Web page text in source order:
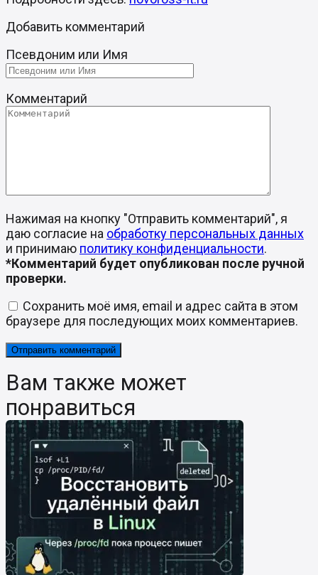
Добавить комментарий
Псевдоним или Имя
Комментарий
Нажимая на кнопку "Отправить комментарий", я
даю согласие на обработку персональных данных
и принимаю политику конфиденциальности.
*Комментарий будет опубликован после ручной
проверки.
Сохранить моё имя, email и адрес сайта в этом
браузере для последующих моих комментариев.
Вам также может
понравиться